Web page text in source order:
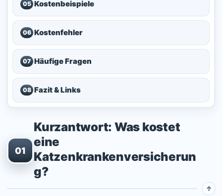
05 Kostenbeispiele
06 Kostenfehler
07 Häufige Fragen
08 Fazit & Links
01
Kurzantwort: Was kostet
eine
Katzenkrankenversicherun
g?